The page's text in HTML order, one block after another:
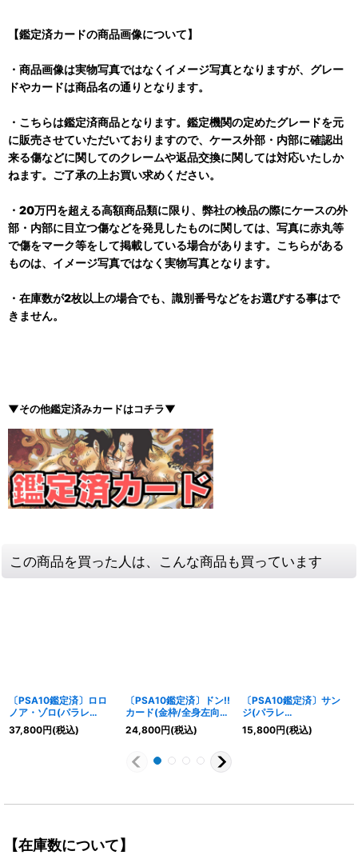
【鑑定済カードの商品画像について】
・商品画像は実物写真ではなくイメージ写真となりますが、グレー
ドやカードは商品名の通りとなります。
・こちらは鑑定済商品となります。鑑定機関の定めたグレードを元
に販売させていただいておりますので、ケース外部・内部に確認出
来る傷などに関してのクレームや返品交換に関しては対応いたしか
ねます。ご了承の上お買い求めください。
・20万円を超える高額商品類に限り、弊社の検品の際にケースの外
部・内部に目立つ傷などを発見したものに関しては、写真に赤丸等
で傷をマーク等をして掲載している場合があります。こちらがある
ものは、イメージ写真ではなく実物写真となります。
・在庫数が2枚以上の場合でも、識別番号などをお選びする事はで
きません。
▼その他鑑定済みカードはコチラ▼
この商品を買った人は、こんな商品も買っています
〔PSA10鑑定済〕ロロ
ノア・ゾロ(パラレ
ル/illust:Nijihayashi)
【SR/P】{EB04-007}
37,800円(税込)
〔PSA10鑑定済〕ドン!!
カード(金枠/全身左向
き/ロビン)【-】{-}
24,800円(税込)
〔PSA10鑑定済〕サン
ジ(パラレ
ル/illust:Daisukelzuka)
【SR/P】{OP04-104}
15,800円(税込)
【在庫数について】